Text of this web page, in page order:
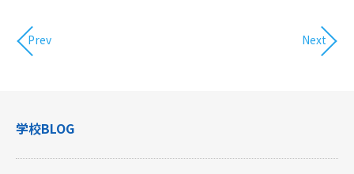
Prev Next
学校BLOG